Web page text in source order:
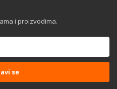
i proizvodima.